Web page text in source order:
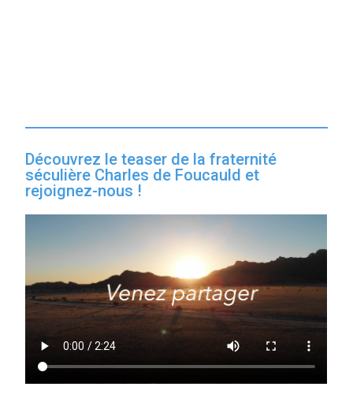
Découvrez le teaser de la fraternité
séculière Charles de Foucauld et
rejoignez-nous !